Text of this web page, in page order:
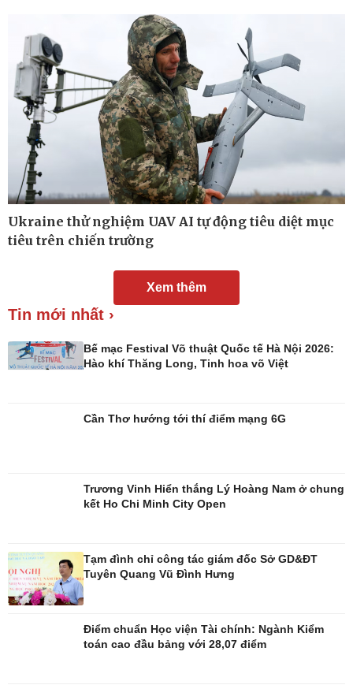
Làm đẹp - giảm cân
Phòng mạch online
Ăn sạch sống khỏe
Sân khấu - Điện ảnh
Ukraine thử nghiệm UAV AI tự động tiêu diệt mục
tiêu trên chiến trường
Xem thêm
Tin mới nhất ›
Bế mạc Festival Võ thuật Quốc tế Hà Nội 2026:
Hào khí Thăng Long, Tinh hoa võ Việt
Cần Thơ hướng tới thí điểm mạng 6G
Trương Vinh Hiển thắng Lý Hoàng Nam ở chung
kết Ho Chi Minh City Open
Tạm đình chỉ công tác giám đốc Sở GD&ĐT
Tuyên Quang Vũ Đình Hưng
Điểm chuẩn Học viện Tài chính: Ngành Kiểm
toán cao đầu bảng với 28,07 điểm